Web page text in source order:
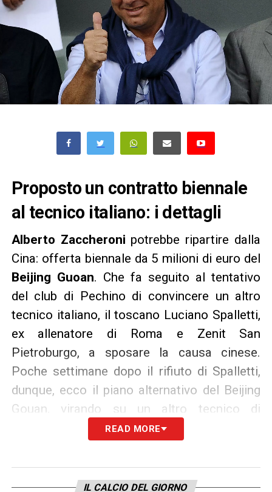
Proposto un contratto biennale
al tecnico italiano: i dettagli
Alberto Zaccheroni potrebbe ripartire dalla
Cina: offerta biennale da 5 milioni di euro del
Beijing Guoan. Che fa seguito al tentativo
del club di Pechino di convincere un altro
tecnico italiano, il toscano Luciano Spalletti,
ex allenatore di Roma e Zenit San
Pietroburgo, a sposare la causa cinese.
Poche settimane dopo il rifiuto di Spalletti,
dunque, ecco il piano alternativo del Beijing
Gouan, virando su un altro tecnico di
nazionalità italiana che ha già maturato
guida della Nazionale del Giappone come
commissario tecnico: Alberto Zaccheroni.
READ MORE
IL CALCIO DEL GIORNO